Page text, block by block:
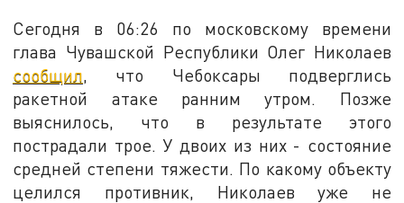
Сегодня в 06:26 по московскому времени
глава Чувашской Республики Олег Николаев
сообщил, что Чебоксары подверглись
ракетной атаке ранним утром. Позже
выяснилось, что в результате этого
пострадали трое. У двоих из них - состояние
средней степени тяжести. По какому объекту
целился противник, Николаев уже не